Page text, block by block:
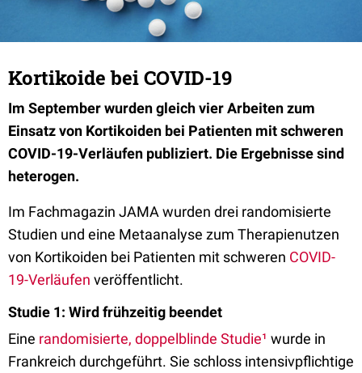
Kortikoide bei COVID-19
Im September wurden gleich vier Arbeiten zum
Einsatz von Kortikoiden bei Patienten mit schweren
COVID-19-Verläufen publiziert. Die Ergebnisse sind
heterogen.
Im Fachmagazin JAMA wurden drei randomisierte
Studien und eine Metaanalyse zum Therapienutzen
von Kortikoiden bei Patienten mit schweren COVID-
19-Verläufen veröffentlicht.
Studie 1: Wird frühzeitig beendet
Eine randomisierte, doppelblinde Studie¹ wurde in
Frankreich durchgeführt. Sie schloss intensivpflichtige